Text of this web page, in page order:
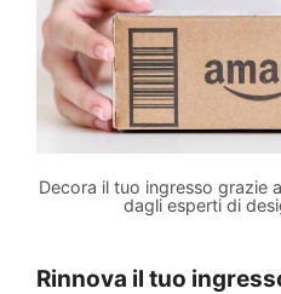
Decora il tuo ingresso grazie
dagli esperti di
Rinnova il tuo